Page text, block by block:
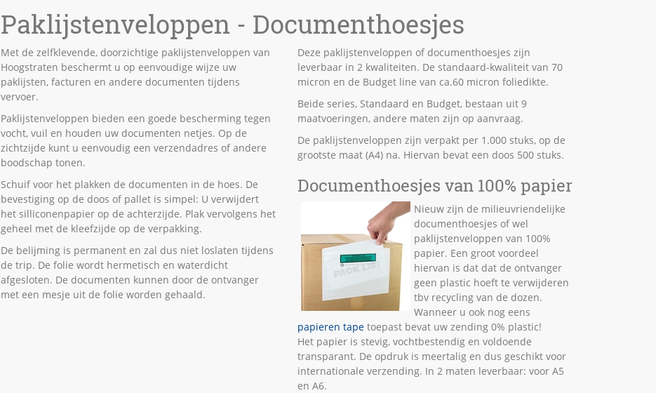
Paklijstenveloppen - Documenthoesjes
Met de zelfklevende, doorzichtige paklijstenveloppen van
Hoogstraten beschermt u op eenvoudige wijze uw
paklijsten, facturen en andere documenten tijdens
vervoer.
Paklijstenveloppen bieden een goede bescherming tegen
vocht, vuil en houden uw documenten netjes. Op de
zichtzijde kunt u eenvoudig een verzendadres of andere
boodschap tonen.
Schuif voor het plakken de documenten in de hoes. De
bevestiging op de doos of pallet is simpel: U verwijdert
het silliconenpapier op de achterzijde. Plak vervolgens het
geheel met de kleefzijde op de verpakking.
De belijming is permanent en zal dus niet loslaten tijdens
de trip. De folie wordt hermetisch en waterdicht
afgesloten. De documenten kunnen door de ontvanger
met een mesje uit de folie worden gehaald.
Deze paklijstenveloppen of documenthoesjes zijn
leverbaar in 2 kwaliteiten. De standaard-kwaliteit van 70
micron en de Budget line van ca.60 micron foliedikte.
Beide series, Standaard en Budget, bestaan uit 9
maatvoeringen, andere maten zijn op aanvraag.
De paklijstenveloppen zijn verpakt per 1.000 stuks, op de
grootste maat (A4) na. Hiervan bevat een doos 500 stuks.
Documenthoesjes van 100% papier
Nieuw zijn de milieuvriendelijke
documenthoesjes of wel
paklijstenveloppen van 100%
papier. Een groot voordeel
hiervan is dat dat de ontvanger
geen plastic hoeft te verwijderen
tbv recycling van de dozen.
Wanneer u ook nog eens
papieren tape toepast bevat uw zending 0% plastic!
Het papier is stevig, vochtbestendig en voldoende
transparant. De opdruk is meertalig en dus geschikt voor
internationale verzending. In 2 maten leverbaar: voor A5
en A6.